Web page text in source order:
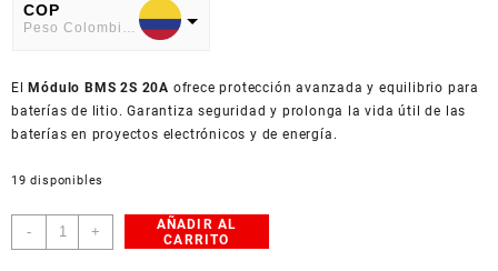
COP
Peso Colombiano
American Dollar
El Módulo BMS 2S 20A ofrece protección avanzada y equilibrio para
baterías de litio. Garantiza seguridad y prolonga la vida útil de las
baterías en proyectos electrónicos y de energía.
19 disponibles
-
Módulo
BMS
+
AÑADIR AL
CARRITO